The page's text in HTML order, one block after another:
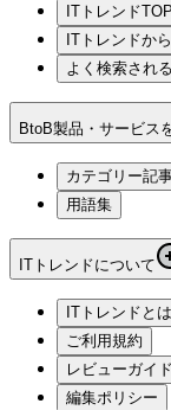
ITトレンド
ITトレンドか
よく検索され
BtoB製品・サービス
カテゴリー記
用語集
ITトレンドについて
ITトレンドとは
ご利用規約
レビューガイ
編集ポリシー